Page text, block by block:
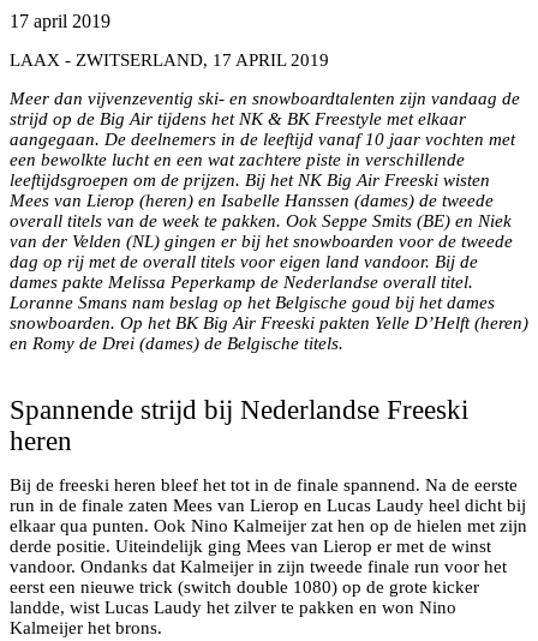
17 april 2019
LAAX - ZWITSERLAND, 17 APRIL 2019
Meer dan vijvenzeventig ski- en snowboardtalenten zijn vandaag de
strijd op de Big Air tijdens het NK & BK Freestyle met elkaar
aangegaan. De deelnemers in de leeftijd vanaf 10 jaar vochten met
een bewolkte lucht en een wat zachtere piste in verschillende
leeftijdsgroepen om de prijzen. Bij het NK Big Air Freeski wisten
Mees van Lierop (heren) en Isabelle Hanssen (dames) de tweede
overall titels van de week te pakken. Ook Seppe Smits (BE) en Niek
van der Velden (NL) gingen er bij het snowboarden voor de tweede
dag op rij met de overall titels voor eigen land vandoor. Bij de
dames pakte Melissa Peperkamp de Nederlandse overall titel.
Loranne Smans nam beslag op het Belgische goud bij het dames
snowboarden. Op het BK Big Air Freeski pakten Yelle D’Helft (heren)
en Romy de Drei (dames) de Belgische titels.
Spannende strijd bij Nederlandse Freeski
heren
Bij de freeski heren bleef het tot in de finale spannend. Na de eerste
run in de finale zaten Mees van Lierop en Lucas Laudy heel dicht bij
elkaar qua punten. Ook Nino Kalmeijer zat hen op de hielen met zijn
derde positie. Uiteindelijk ging Mees van Lierop er met de winst
vandoor. Ondanks dat Kalmeijer in zijn tweede finale run voor het
eerst een nieuwe trick (switch double 1080) op de grote kicker
landde, wist Lucas Laudy het zilver te pakken en won Nino
Kalmeijer het brons.